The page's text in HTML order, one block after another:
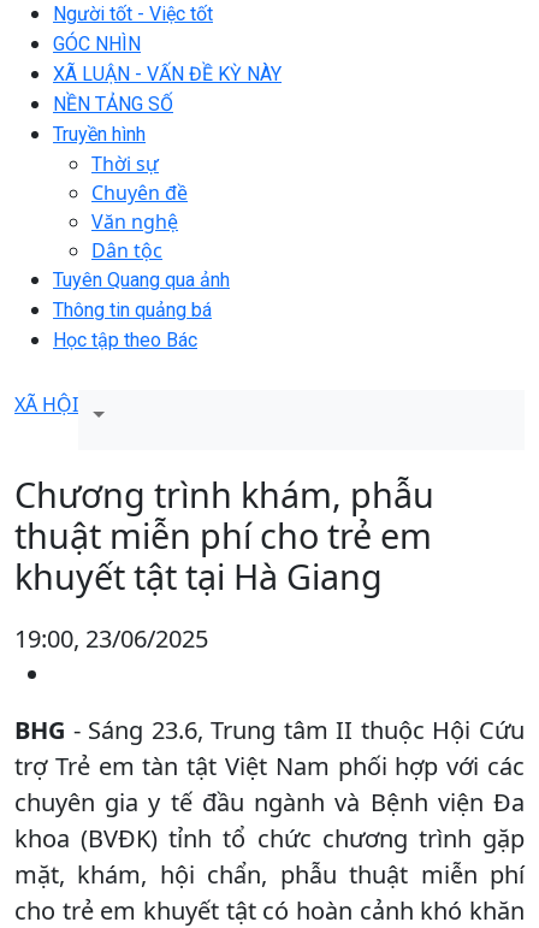
Người tốt - Việc tốt
GÓC NHÌN
XÃ LUẬN - VẤN ĐỀ KỲ NÀY
NỀN TẢNG SỐ
Truyền hình
Thời sự
Chuyên đề
Văn nghệ
Dân tộc
Tuyên Quang qua ảnh
Thông tin quảng bá
Học tập theo Bác
XÃ HỘI
Chương trình khám, phẫu
thuật miễn phí cho trẻ em
khuyết tật tại Hà Giang
19:00, 23/06/2025
BHG - Sáng 23.6, Trung tâm II thuộc Hội Cứu
trợ Trẻ em tàn tật Việt Nam phối hợp với các
chuyên gia y tế đầu ngành và Bệnh viện Đa
khoa (BVĐK) tỉnh tổ chức chương trình gặp
mặt, khám, hội chẩn, phẫu thuật miễn phí
cho trẻ em khuyết tật có hoàn cảnh khó khăn